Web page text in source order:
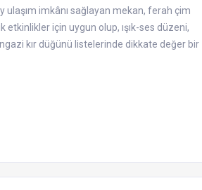
imkânı sağlayan mekan, ferah çim
için uygun olup, ışık-ses düzeni,
kır düğünü listelerinde dikkate değer bir